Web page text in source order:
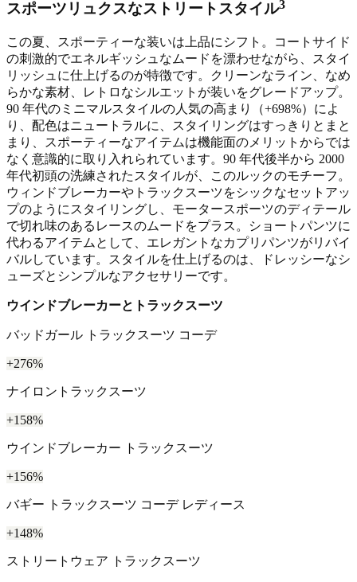
スポーツリュクスなストリートスタイル3
この夏、スポーティーな装いは上品にシフト。コートサイド
の刺激的でエネルギッシュなムードを漂わせながら、スタイ
リッシュに仕上げるのが特徴です。クリーンなライン、なめ
らかな素材、レトロなシルエットが装いをグレードアップ。
90 年代のミニマルスタイルの人気の高まり（+698%）によ
り、配色はニュートラルに、スタイリングはすっきりとまと
まり、スポーティーなアイテムは機能面のメリットからでは
なく意識的に取り入れられています。90 年代後半から 2000
年代初頭の洗練されたスタイルが、このルックのモチーフ。
ウィンドブレーカーやトラックスーツをシックなセットアッ
プのようにスタイリングし、モータースポーツのディテール
で切れ味のあるレースのムードをプラス。ショートパンツに
代わるアイテムとして、エレガントなカプリパンツがリバイ
バルしています。スタイルを仕上げるのは、ドレッシーなシ
ューズとシンプルなアクセサリーです。
ウインドブレーカーとトラックスーツ
バッドガール トラックスーツ コーデ
+276%
ナイロントラックスーツ
+158%
ウインドブレーカー トラックスーツ
+156%
バギー トラックスーツ コーデ レディース
+148%
ストリートウェア トラックスーツ